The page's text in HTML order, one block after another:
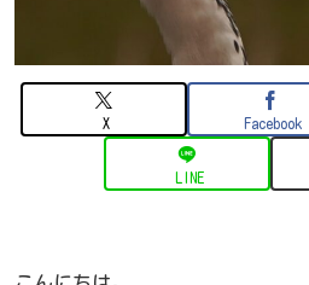
X Facebook
LINE